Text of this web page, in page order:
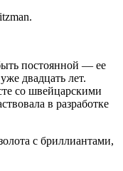
постоянной — ее
двадцать лет.
со швейцарскими
в разработке
с бриллиан­тами,